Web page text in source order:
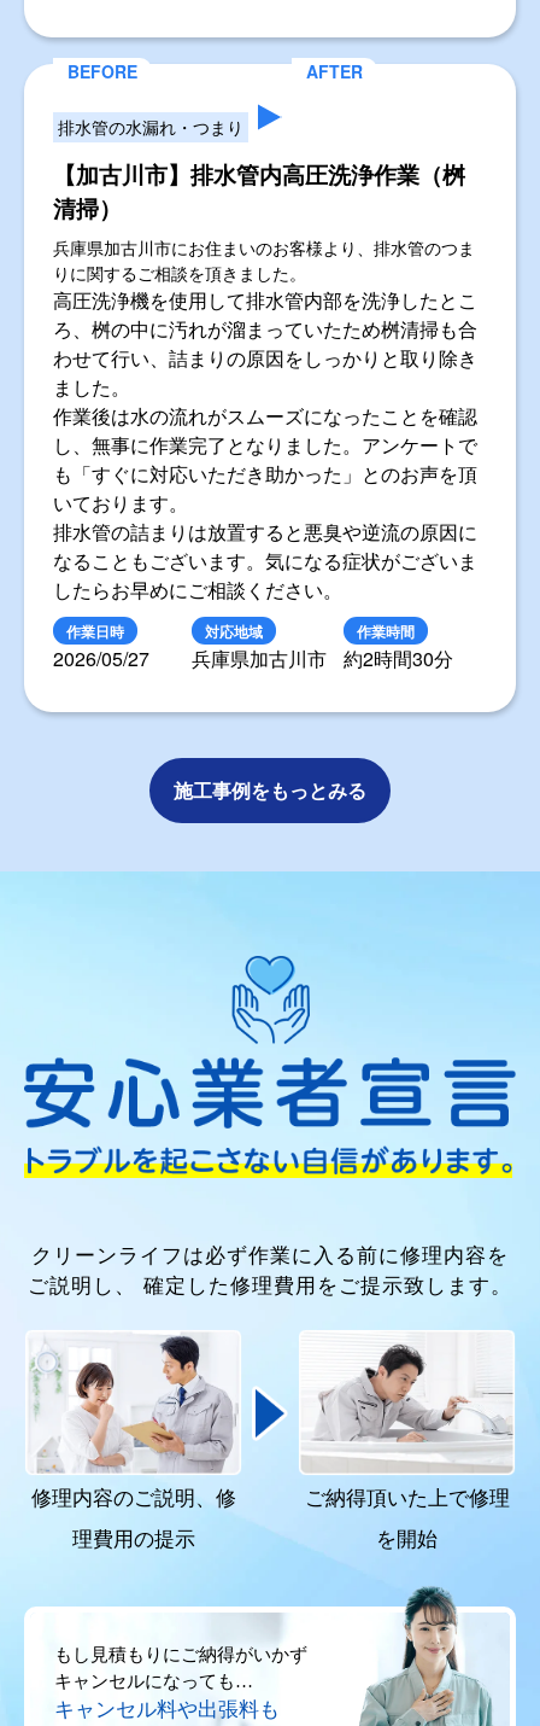
排水管の水漏れ・つまり
【加古川市】排水管内高圧洗浄作業（桝
清掃）
兵庫県加古川市にお住まいのお客様より、排水管のつま
りに関するご相談を頂きました。
高圧洗浄機を使用して排水管内部を洗浄したとこ
ろ、桝の中に汚れが溜まっていたため桝清掃も合
わせて行い、詰まりの原因をしっかりと取り除き
ました。
作業後は水の流れがスムーズになったことを確認
し、無事に作業完了となりました。アンケートで
も「すぐに対応いただき助かった」とのお声を頂
いております。
排水管の詰まりは放置すると悪臭や逆流の原因に
なることもございます。気になる症状がございま
したらお早めにご相談ください。
作業日時
2026/05/27
対応地域
兵庫県加古川市
作業時間
約2時間30分
施工事例をもっとみる
クリーンライフは必ず作業に入る前に修理内容を
ご説明し、
確定した修理費用をご提示致します。
修理内容のご説明、 修
理費用の提示
ご納得頂いた上で修理
を開始
もし見積もりにご納得がいかず
キャンセルになっても…
キャンセル料や出張料も